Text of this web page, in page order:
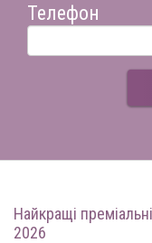
Телефон
Найкращі
2026